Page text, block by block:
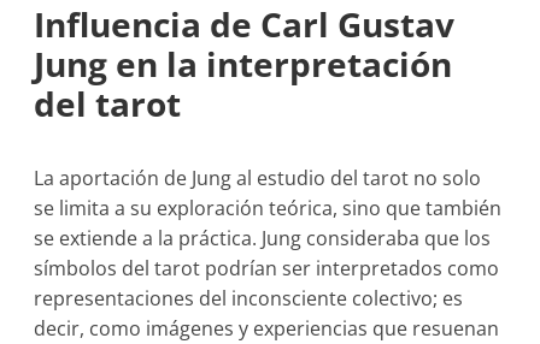
Influencia de Carl Gustav
Jung en la interpretación
del tarot
La aportación de Jung al estudio del tarot no solo
se limita a su exploración teórica, sino que también
se extiende a la práctica. Jung consideraba que los
símbolos del tarot podrían ser interpretados como
representaciones del inconsciente colectivo; es
decir, como imágenes y experiencias que resuenan